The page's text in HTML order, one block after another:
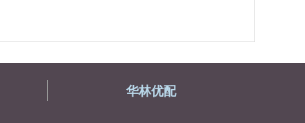
华林优配